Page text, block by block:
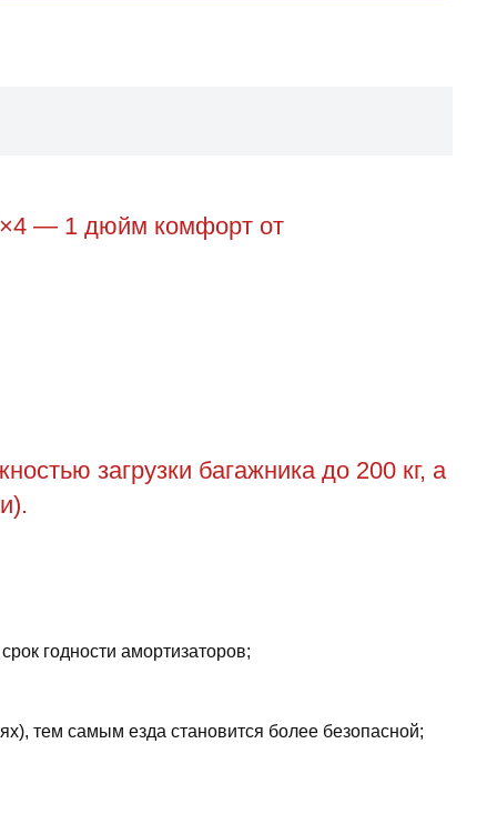
— 1 дюйм комфорт от
загрузки багажника до 200 кг, а
годности амортизаторов;
тем самым езда становится более безопасной;